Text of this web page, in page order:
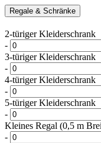
Regale & Schränke
2-türiger Kleiderschrank
-
3-türiger Kleiderschrank
-
4-türiger Kleiderschrank
-
5-türiger Kleiderschrank
-
Kleines Regal (0,5 m
-